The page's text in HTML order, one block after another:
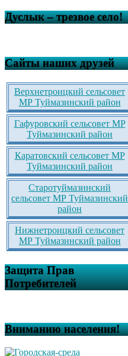
Дуслык – трезвое село!
Сайты наших друзей
Верхнетроицкий сельсовет
МР Туймазинский район
Гафуровский сельсовет МР
Туймазинский район
Каратовский сельсовет МР
Туймазинский район
Старотуймазинский
сельсовет МР Туймазинский
район
Нижнетроицкий сельсовет
МР Туймазинский район
Защита Прав
Потребителей
Вниманию населения!